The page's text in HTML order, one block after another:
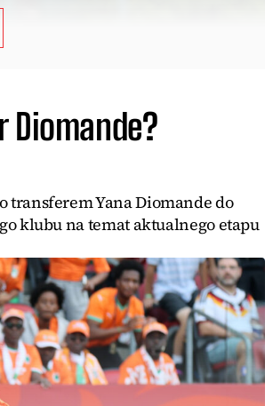
transferem Yana Diomande do
klubu na temat aktualnego etapu